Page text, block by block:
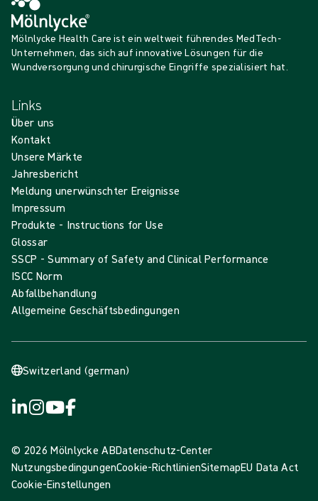
Mölnlycke Health Care ist ein weltweit führendes MedTech-
Unternehmen, das sich auf innovative Lösungen für die
Wundversorgung und chirurgische Eingriffe spezialisiert hat.
Links
Über uns
Kontakt
Unsere Märkte
Jahresbericht
Meldung unerwünschter Ereignisse
Impressum
Produkte - Instructions for Use
Glossar
SSCP - Summary of Safety and Clinical Performance
ISCC Norm
Abfallbehandlung
Allgemeine Geschäftsbedingungen
Switzerland (german)
© 2026 Mölnlycke ABDatenschutz-Center
NutzungsbedingungenCookie-RichtlinienSitemapEU Data Act
Cookie-Einstellungen